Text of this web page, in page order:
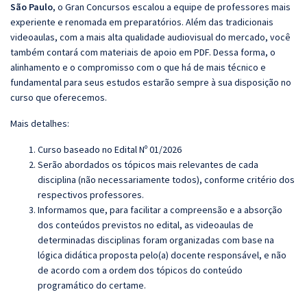
São Paulo, o Gran Concursos escalou a equipe de professores mais
experiente e renomada em preparatórios. Além das tradicionais
videoaulas, com a mais alta qualidade audiovisual do mercado, você
também contará com materiais de apoio em PDF. Dessa forma, o
alinhamento e o compromisso com o que há de mais técnico e
fundamental para seus estudos estarão sempre à sua disposição no
curso que oferecemos.
Mais detalhes:
Curso baseado no Edital Nº 01/2026
Serão abordados os tópicos mais relevantes de cada
disciplina (não necessariamente todos), conforme critério dos
respectivos professores.
Informamos que, para facilitar a compreensão e a absorção
dos conteúdos previstos no edital, as videoaulas de
determinadas disciplinas foram organizadas com base na
lógica didática proposta pelo(a) docente responsável, e não
de acordo com a ordem dos tópicos do conteúdo
programático do certame.